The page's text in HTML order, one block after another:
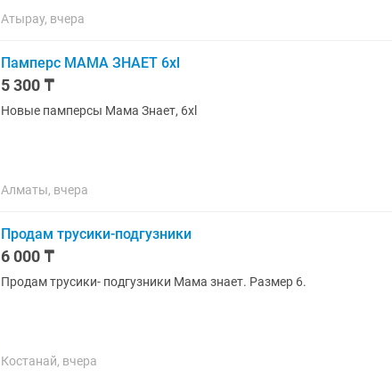
Атырау, вчера
Памперс МАМА ЗНАЕТ 6хl
5 300 ₸
Новые памперсы Мама Знает, 6хl
Алматы, вчера
Продам трусики-подгузники
6 000 ₸
Продам трусики- подгузники Мама знает. Размер 6.
Костанай, вчера